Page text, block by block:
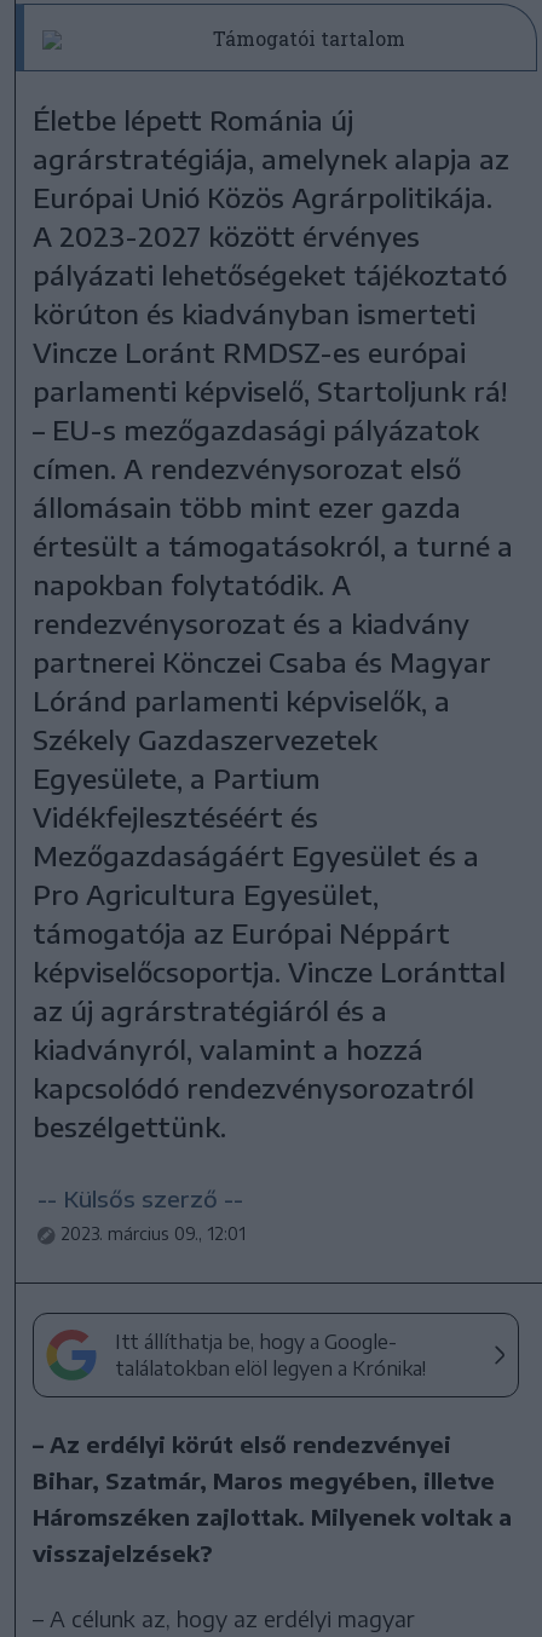
Támogatói tartalom
Életbe lépett Románia új
agrárstratégiája, amelynek alapja az
Európai Unió Közös Agrárpolitikája.
A 2023-2027 között érvényes
pályázati lehetőségeket tájékoztató
körúton és kiadványban ismerteti
Vincze Loránt RMDSZ-es európai
parlamenti képviselő, Startoljunk rá!
– EU-s mezőgazdasági pályázatok
címen. A rendezvénysorozat első
állomásain több mint ezer gazda
értesült a támogatásokról, a turné a
napokban folytatódik. A
rendezvénysorozat és a kiadvány
partnerei Könczei Csaba és Magyar
Lóránd parlamenti képviselők, a
Székely Gazdaszervezetek
Egyesülete, a Partium
Vidékfejlesztéséért és
Mezőgazdaságáért Egyesület és a
Pro Agricultura Egyesület,
támogatója az Európai Néppárt
képviselőcsoportja. Vincze Loránttal
az új agrárstratégiáról és a
kiadványról, valamint a hozzá
kapcsolódó rendezvénysorozatról
beszélgettünk.
-- Külsős szerző --
2023. március 09., 12:01
Itt állíthatja be, hogy a Google-
találatokban elöl legyen a Krónika!
– Az erdélyi körút első rendezvényei
Bihar, Szatmár, Maros megyében, illetve
Háromszéken zajlottak. Milyenek voltak a
visszajelzések?
– A célunk az, hogy az erdélyi magyar